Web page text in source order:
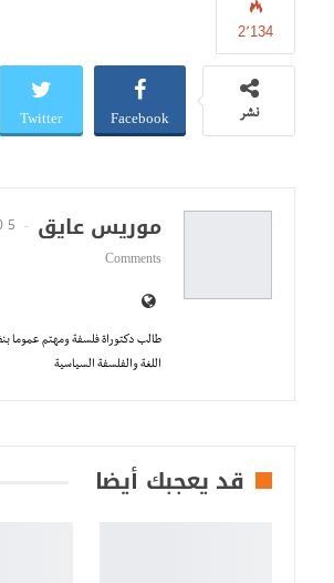
2٬134
نشر Facebook
Twitter
موريس عايق 5 Posts
Comments
طالب دكتوراة فلسفة ومهتم عموما
اللغة والفلسفة السياسية
قد يعجبك أيضا